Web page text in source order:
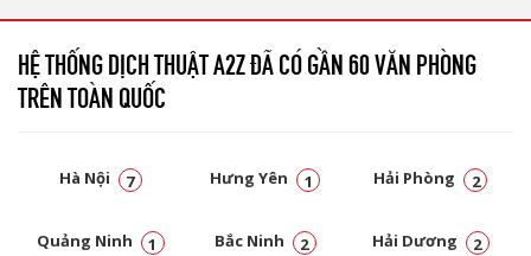
HỆ THỐNG DỊCH THUẬT A2Z ĐÃ CÓ GẦN 60 VĂN PHÒNG
TRÊN TOÀN QUỐC
Hà Nội 7 Hưng Yên 1 Hải Phòng 2
Quảng Ninh 1 Bắc Ninh 2 Hải Dương 2